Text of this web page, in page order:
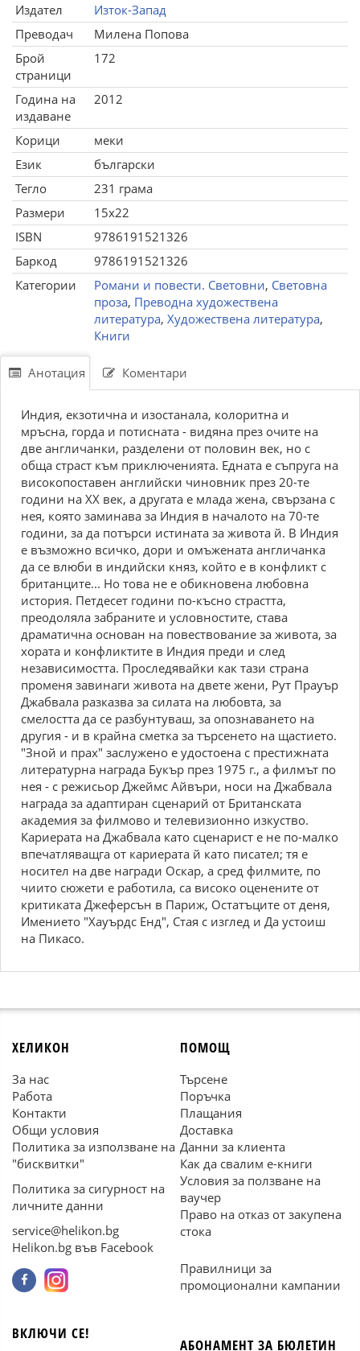
Издател
Изток-Запад
Преводач
Милена Попова
Брой
страници
172
Година на
издаване
2012
Корици
меки
Език
български
Тегло
231 грама
Размери
15x22
ISBN
9786191521326
Баркод
9786191521326
Категории
Романи и повести. Световни, Световна
проза, Преводна художествена
литература, Художествена литература,
Книги
Анотация Коментари
Индия, екзотична и изостанала, колоритна и
мръсна, горда и потисната - видяна през очите на
две англичанки, разделени от половин век, но с
обща страст към приключенията. Едната е съпруга на
високопоставен английски чиновник през 20-те
години на ХХ век, а другата е млада жена, свързана с
нея, която заминава за Индия в началото на 70-те
години, за да потърси истината за живота й. В Индия
е възможно всичко, дори и омъжената англичанка
да се влюби в индийски княз, който е в конфликт с
британците... Но това не е обикновена любовна
история. Петдесет години по-късно страстта,
преодоляла забраните и условностите, става
драматична основан на повествование за живота, за
хората и конфликтите в Индия преди и след
независимостта. Проследявайки как тази страна
променя завинаги живота на двете жени, Рут Прауър
Джабвала разказва за силата на любовта, за
смелостта да се разбунтуваш, за опознаването на
другия - и в крайна сметка за търсенето на щастието.
"Зной и прах" заслужено е удостоена с престижната
литературна награда Букър през 1975 г., а филмът по
нея - с режисьор Джеймс Айвъри, носи на Джабвала
награда за адаптиран сценарий от Британската
академия за филмово и телевизионно изкуство.
Кариерата на Джабвала като сценарист е не по-малко
впечатляващга от кариерата й като писател; тя е
носител на две награди Оскар, а сред филмите, по
чиито сюжети е работила, са високо оценените от
критиката Джеферсън в Париж, Остатъците от деня,
Имението "Хауърдс Енд", Стая с изглед и Да устоиш
на Пикасо.
ХЕЛИКОН
За нас
Работа
Контакти
Общи условия
Политика за използване на
"бисквитки"
Политика за сигурност на
личните данни
service@helikon.bg
Helikon.bg във Facebook
ПОМОЩ
Търсене
Поръчка
Плащания
Доставка
Данни за клиента
Как да свалим е-книги
Условия за ползване на
ваучер
Право на отказ от закупена
стока
Правилници за
промоционални кампании
ВКЛЮЧИ СЕ!
АБОНАМЕНТ ЗА БЮЛЕТИН